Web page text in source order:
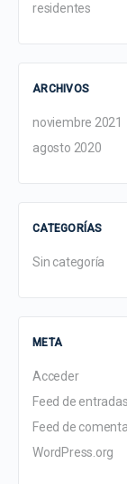
residentes
ARCHIVOS
noviembre 2021
agosto 2020
CATEGORÍAS
Sin categoría
META
Acceder
Feed de entradas
Feed de
WordPress.org